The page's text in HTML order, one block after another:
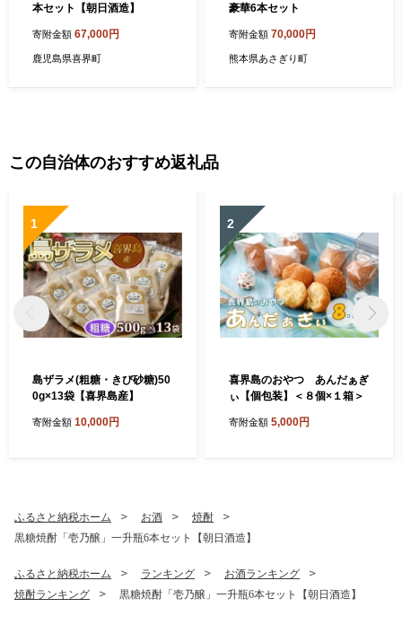
本セット【朝日酒造】
寄附金額 67,000円
鹿児島県喜界町
豪華6本セット
寄附金額 70,000円
熊本県あさぎり町
この自治体のおすすめ返礼品
1
島ザラメ(粗糖・きび砂糖)50
0g×13袋【喜界島産】
寄附金額 10,000円
2
喜界島のおやつ あんだぁぎ
ぃ【個包装】＜８個×１箱＞
寄附金額 5,000円
ふるさと納税ホーム お酒
焼酎
黒糖焼酎「壱乃醸」一升瓶6本セット【朝日酒造】
ふるさと納税ホーム ランキング
お酒ランキング
焼酎ランキング
黒糖焼酎「壱乃醸」一升瓶6本セット【朝日酒造】